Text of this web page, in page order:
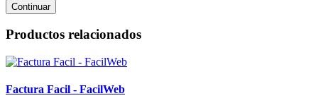
Continuar
Productos relacionados
Factura Facil - FacilWeb